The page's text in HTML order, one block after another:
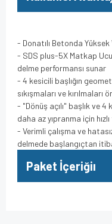
- Donatılı Betonda
- SDS plus-5X Matkap
delme performansı sunar
- 4 kesicili başlığın
sıkışmaları ve kırılmaları
- "Dönüş açılı" başlık ve 4
daha az yıpranma için
- Verimli çalışma ve
delmede başlangıçtan
Paket İçeriğiı